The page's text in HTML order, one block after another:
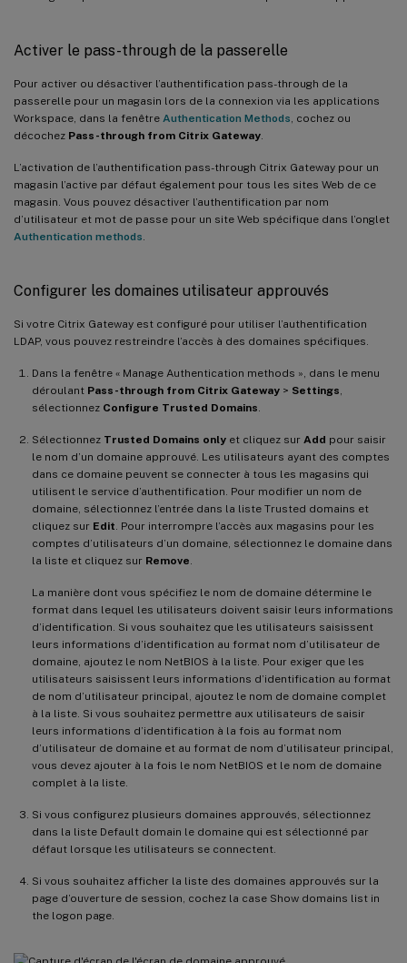
Activer le pass-through de la passerelle
Pour activer ou désactiver l’authentification pass-through de la
passerelle pour un magasin lors de la connexion via les applications
Workspace, dans la fenêtre Authentication Methods , cochez ou
décochez Pass-through from Citrix Gateway
L’activation de l’authentification pass-through Citrix Gateway pour un
magasin l’active par défaut également pour tous les sites Web de ce
magasin. Vous pouvez désactiver l’authentification par nom
d’utilisateur et mot de passe pour un site Web spécifique dans l’onglet
Authentication methods
Configurer les domaines utilisateur approuvés
Si votre Citrix Gateway est configuré pour utiliser l’authentification
LDAP, vous pouvez restreindre l’accès à des domaines spécifiques.
Dans la fenêtre « Manage Authentication methods », dans le menu
déroulant Pass-through from Citrix Gateway > Settings
sélectionnez Configure Trusted Domains
Sélectionnez Trusted Domains only et cliquez sur Add pour saisir
le nom d’un domaine approuvé. Les utilisateurs ayant des comptes
dans ce domaine peuvent se connecter à tous les magasins qui
utilisent le service d’authentification. Pour modifier un nom de
domaine, sélectionnez l’entrée dans la liste Trusted domains et
cliquez sur Edit . Pour interrompre l’accès aux magasins pour les
comptes d’utilisateurs d’un domaine, sélectionnez le domaine dans
la liste et cliquez sur Remove
La manière dont vous spécifiez le nom de domaine détermine le
format dans lequel les utilisateurs doivent saisir leurs informations
d’identification. Si vous souhaitez que les utilisateurs saisissent
leurs informations d’identification au format nom d’utilisateur de
domaine, ajoutez le nom NetBIOS à la liste. Pour exiger que les
utilisateurs saisissent leurs informations d’identification au format
de nom d’utilisateur principal, ajoutez le nom de domaine complet
à la liste. Si vous souhaitez permettre aux utilisateurs de saisir
leurs informations d’identification à la fois au format nom
d’utilisateur de domaine et au format de nom d’utilisateur principal,
vous devez ajouter à la fois le nom NetBIOS et le nom de domaine
complet à la liste.
Si vous configurez plusieurs domaines approuvés, sélectionnez
dans la liste Default domain le domaine qui est sélectionné par
défaut lorsque les utilisateurs se connectent.
Si vous souhaitez afficher la liste des domaines approuvés sur la
page d’ouverture de session, cochez la case Show domains list in
the logon page.